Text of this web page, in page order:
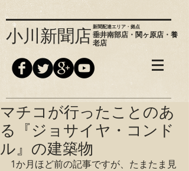
小川新聞店垂井南部店・関ヶ原店・養
老店
新聞配達エリア・拠点
マチコが行ったことのあ
る『ジョサイヤ・コンド
ル』の建築物
1か月ほど前の記事ですが、たまたま見